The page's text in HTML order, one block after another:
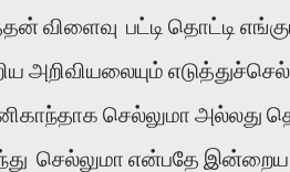
விளைவு பட்டி தொட்டி
அறிவியலையும்
செல்லுமா அல்லது
செல்லுமா என்பதே